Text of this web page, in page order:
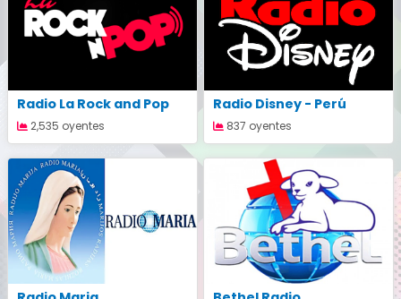
Radio La Rock and Pop
2,535 oyentes
Radio Disney - Perú
837 oyentes